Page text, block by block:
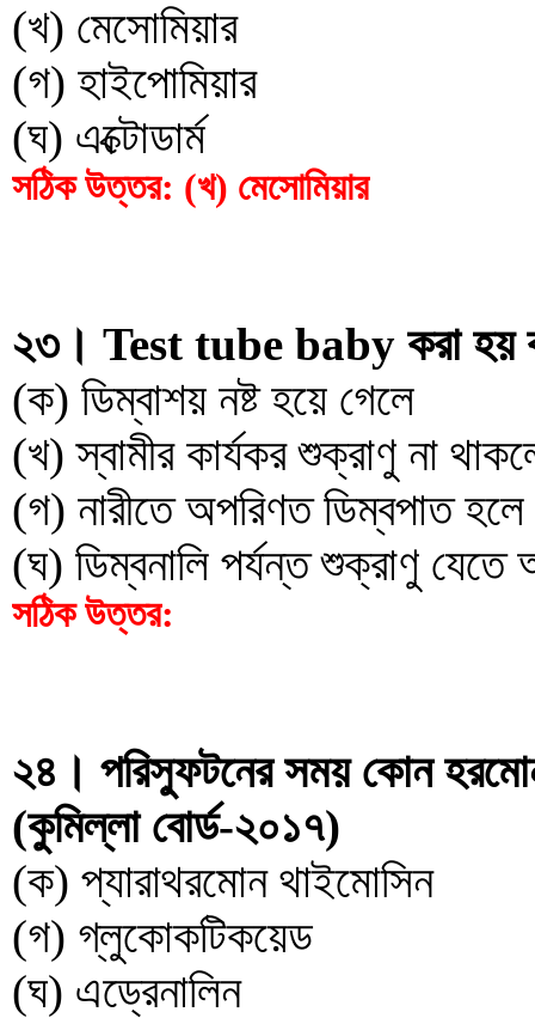
(খ) মেসোমিয়ার
(গ) হাইপোমিয়ার
(ঘ) এক্টোডার্ম
সঠিক উত্তর: (খ) মেসোমিয়ার
২৩। Test tube baby করা হয়
(ক) ডিম্বাশয় নষ্ট হয়ে গেলে
(খ) স্বামীর কার্যকর শুক্রাণু না
(গ) নারীতে অপরিণত ডিম্বপাত হলে
(ঘ) ডিম্বনালি পর্যন্ত শুক্রাণু যেতে
সঠিক উত্তর:
২৪। পরিস্ফুটনের সময় কোন
(কুমিল্লা বোর্ড-২০১৭)
(ক) প্যারাথরমোন থাইমোসিন
(গ) গ্লুকোকটিকয়েড
(ঘ) এড্রেনালিন